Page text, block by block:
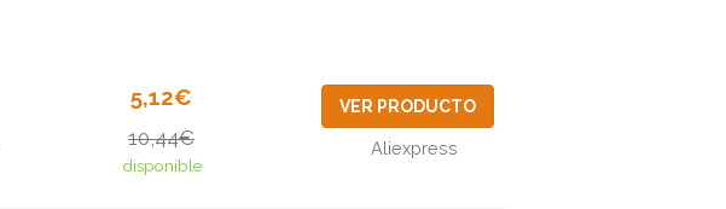
5,12€
10,44€
disponible
VER PRODUCTO
Aliexpress